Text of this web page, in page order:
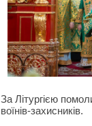
За Літургією
воїнів-захисників.